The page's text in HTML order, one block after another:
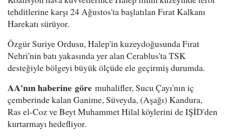
tehditlerine karşı 24 Ağustos'ta başlatılan Fırat Kalkanı
Harekatı sürüyor.
Özgür Suriye Ordusu, Halep'in kuzeydoğusunda Fırat
Nehri'nin batı yakasında yer alan Cerablus'ta TSK
desteğiyle bölgeyi büyük ölçüde ele geçirmiş durumda.
AA'nın haberine göre muhalifler, Sucu Çayı'nın iç
çemberinde kalan Ganime, Süveyda, (Aşağı) Kandura,
Ras el-Coz ve Beyt Muhammet Hilal köylerini de IŞİD'den
kurtarmayı hedefliyor.